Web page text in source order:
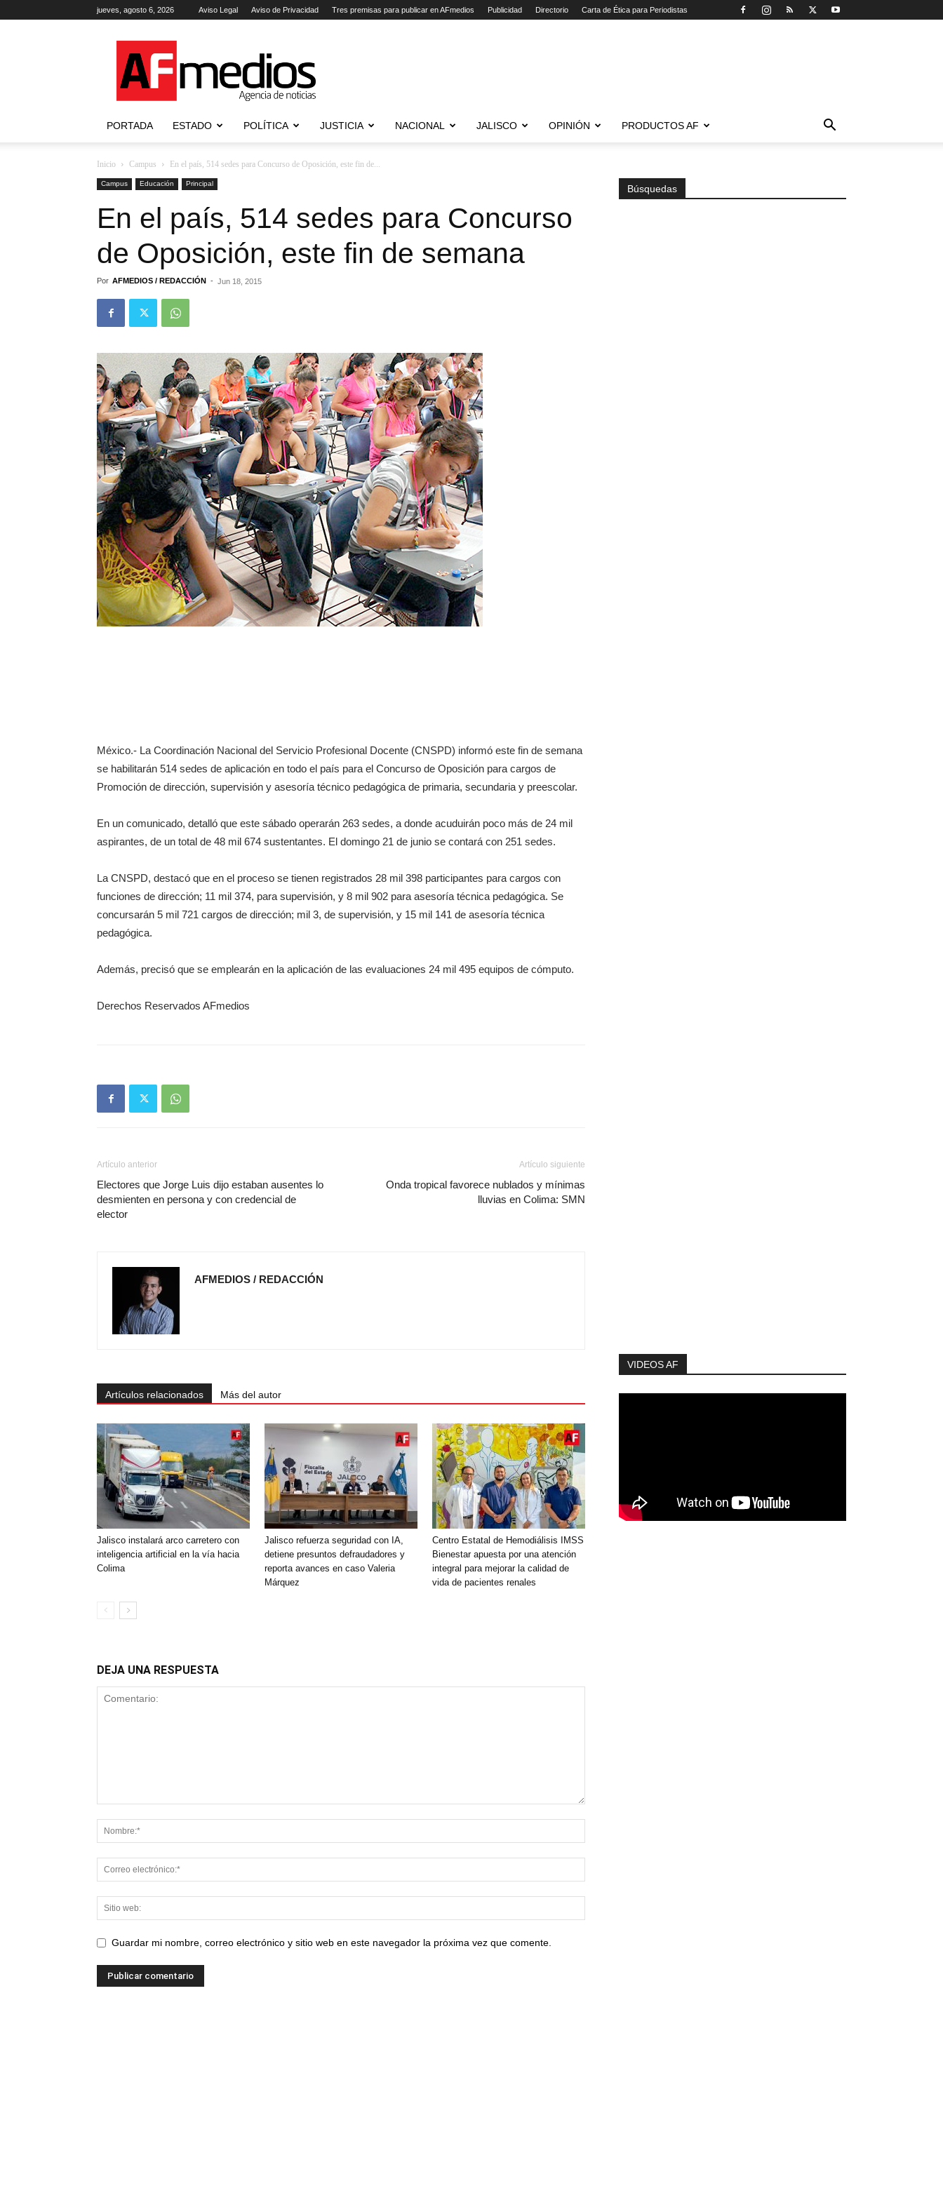
jueves, agosto 6, 2026 Aviso Legal Aviso de Privacidad Tres premisas para publicar en AFmedios Publicidad Directorio Carta de Ética para Periodistas
Agencia
de
Noticias
PORTADA ESTADO POLÍTICA JUSTICIA NACIONAL JALISCO OPINIÓN PRODUCTOS AF
Inicio Campus En el país, 514 sedes para Concurso de Oposición, este fin de...
Campus Educación Principal
En el país, 514 sedes para Concurso
de Oposición, este fin de semana
Por AFMEDIOS / REDACCIÓN - Jun 18, 2015
México.- La Coordinación Nacional del Servicio Profesional Docente (CNSPD) informó este fin de semana
se habilitarán 514 sedes de aplicación en todo el país para el Concurso de Oposición para cargos de
Promoción de dirección, supervisión y asesoría técnico pedagógica de primaria, secundaria y preescolar.
En un comunicado, detalló que este sábado operarán 263 sedes, a donde acuduirán poco más de 24 mil
aspirantes, de un total de 48 mil 674 sustentantes. El domingo 21 de junio se contará con 251 sedes.
La CNSPD, destacó que en el proceso se tienen registrados 28 mil 398 participantes para cargos con
funciones de dirección; 11 mil 374, para supervisión, y 8 mil 902 para asesoría técnica pedagógica. Se
concursarán 5 mil 721 cargos de dirección; mil 3, de supervisión, y 15 mil 141 de asesoría técnica
pedagógica.
Además, precisó que se emplearán en la aplicación de las evaluaciones 24 mil 495 equipos de cómputo.
Derechos Reservados AFmedios
Artículo anterior
Electores que Jorge Luis dijo estaban ausentes lo
desmienten en persona y con credencial de
elector
Artículo siguiente
Onda tropical favorece nublados y mínimas
lluvias en Colima: SMN
AFMEDIOS / REDACCIÓN
Artículos relacionados Más del autor
Jalisco instalará arco carretero con
inteligencia artificial en la vía hacia
Colima
Jalisco refuerza seguridad con IA,
detiene presuntos defraudadores y
reporta avances en caso Valeria
Márquez
Centro Estatal de Hemodiálisis IMSS
Bienestar apuesta por una atención
integral para mejorar la calidad de
vida de pacientes renales
DEJA UNA RESPUESTA
Guardar mi nombre, correo electrónico y sitio web en este navegador la próxima vez que comente.
Búsquedas
VIDEOS AF